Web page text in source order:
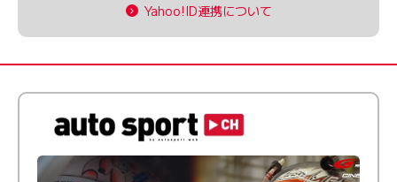
Yahoo!ID連携について